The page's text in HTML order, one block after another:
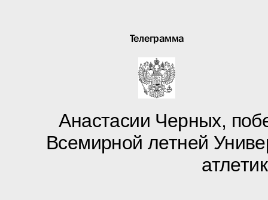
Телеграмма
Анастасии Черных,
Всемирной летней